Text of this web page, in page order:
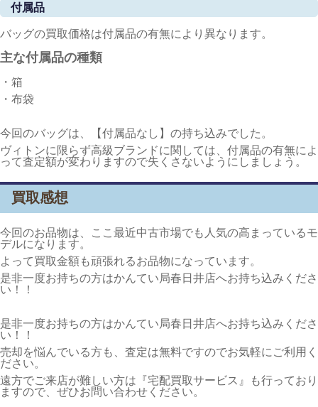
付属品
バッグの買取価格は付属品の有無により異なります。
主な付属品の種類
・箱
・布袋
今回のバッグは、【付属品なし】の持ち込みでした。
ヴィトンに限らず高級ブランドに関しては、付属品の有無によ
って査定額が変わりますので失くさないようにしましょう。
買取感想
今回のお品物は、ここ最近中古市場でも人気の高まっているモ
デルになります。
よって買取金額も頑張れるお品物になっています。
是非一度お持ちの方はかんてい局春日井店へお持ち込みくださ
い！！
是非一度お持ちの方はかんてい局春日井店へお持ち込みくださ
い！！
売却を悩んでいる方も、査定は無料ですのでお気軽にご利用く
ださい。
遠方でご来店が難しい方は『宅配買取サービス』も行っており
ますので、ぜひお問い合わせください。